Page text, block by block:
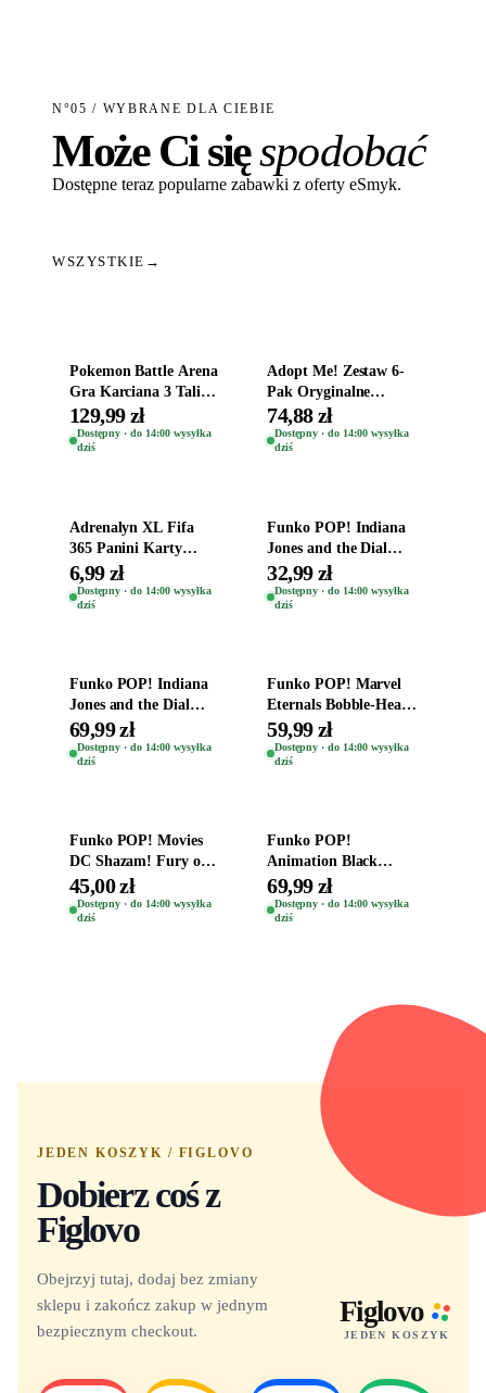
N°05 / WYBRANE DLA CIEBIE
Może Ci sięspodobać
Dostępne teraz popularne zabawki z oferty eSmyk.
WSZYSTKIE →
Pokemon Battle Arena
Gra Karciana 3 Talie
Oryginal
129,99 zł
Dostępny · do 14:00 wysyłka
dziś
Adopt Me! Zestaw 6-
Pak Oryginalne
Figurki Roblox
Zwierzęta Tropical
Time
74,88 zł
Dostępny · do 14:00 wysyłka
dziś
Adrenalyn XL Fifa
365 Panini Karty
Piłkarskie Saszetka z
Kartami 2026
6,99 zł
Dostępny · do 14:00 wysyłka
dziś
Funko POP! Indiana
Jones and the Dial
Destiny Bobble-Head
Helena Shaw 1386
32,99 zł
Dostępny · do 14:00 wysyłka
dziś
Funko POP! Indiana
Jones and the Dial
Destiny Bobble-Head
Teddy Kumar 1388
69,99 zł
Dostępny · do 14:00 wysyłka
dziś
Funko POP! Marvel
Eternals Bobble-Head
Oryginalna Figurka
Kro 737
59,99 zł
Dostępny · do 14:00 wysyłka
dziś
Funko POP! Movies
DC Shazam! Fury of
the Gods Vinyl Figure
Eugene 1281
45,00 zł
Dostępny · do 14:00 wysyłka
dziś
Funko POP!
Animation Black
Clover Vinyl Figure
Oryginalna Figurka
Yuno 1101
69,99 zł
Dostępny · do 14:00 wysyłka
dziś
JEDEN KOSZYK / FIGLOVO
Dobierz coś z
Figlovo
Obejrzyj tutaj, dodaj bez zmiany
sklepu i zakończ zakup w jednym
bezpiecznym checkout.
Figlovo
JEDEN KOSZYK